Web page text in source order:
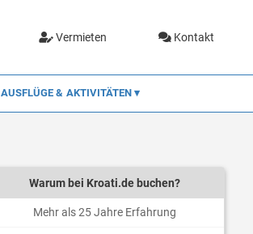
Vermieten Kontakt
AUSFLÜGE & AKTIVITÄTEN
Warum bei Kroati.de buchen?
Mehr als 25 Jahre Erfahrung